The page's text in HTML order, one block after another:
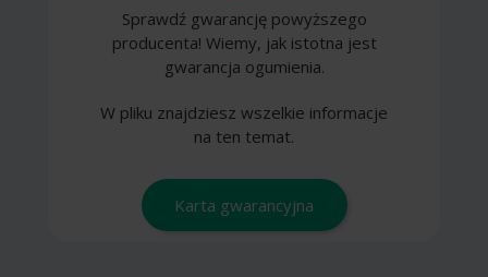
Sprawdź gwarancję powyższego
producenta! Wiemy, jak istotna jest
gwarancja ogumienia.
W pliku znajdziesz wszelkie informacje
na ten temat.
Karta gwarancyjna